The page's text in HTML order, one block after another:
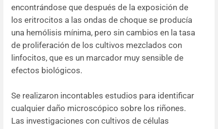
encontrándose que después de la exposición de
los eritrocitos a las ondas de choque se producía
una hemólisis mínima, pero sin cambios en la tasa
de proliferación de los cultivos mezclados con
linfocitos, que es un marcador muy sensible de
efectos biológicos.
Se realizaron incontables estudios para identificar
cualquier daño microscópico sobre los riñones.
Las investigaciones con cultivos de células